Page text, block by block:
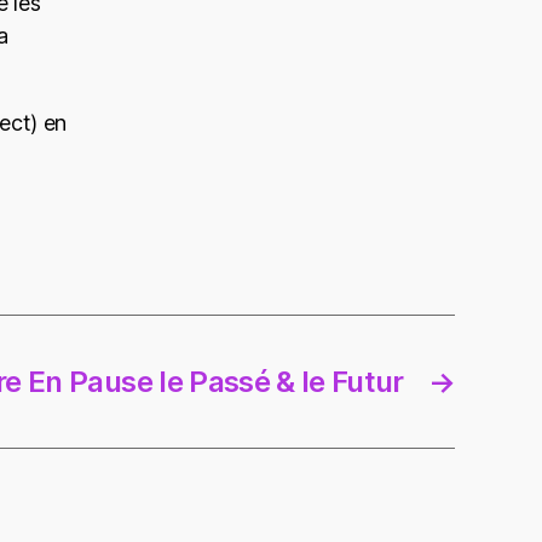
en
→
En Pause le Passé & le Futur